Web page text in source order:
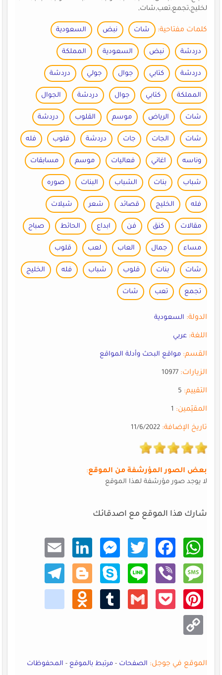
لخليج,تجمع,تعب,شات,
كلمات مفتاحية: شات نبض السعودية
دردشة نبض السعودية المملكة
دردشة كتابي جوال جولي دردشة
المملكة كتابي جوال دردشة الجوال
شات الرياض موسم القلوب دردشة
شات الجات جات دردشة قلوب فله
وناسه اغاني فعاليات موسم مسابقات
شباب بنات الشباب البنات صوره
فله الخليج قصائد شعر شيلات
مقالات كنق فن ابداع الحائط صباح
مساء جمال العاب لعب قلوب
شات بنات قلوب شباب فله الخليج
تجمع تعب شات
الدولة: السعودية
اللغة: عربي
القسم: مواقع البحث وأدلة المواقع
الزيارات:10977
التقييم:5
المقيّمين:1
تاريخ الإضافة:11/6/2022
بعض الصور المؤرشفة من الموقع:
لا يوجد صور مؤرشفة لهذا الموقع
شارك هذا الموقع مع اصدقائك
What
sApp
Faceb
ook
Twitt
er
Mess
enger
Linke
dIn
Email
Mess
age
Viber
Line
Skype
Blogg
er
Teleg
ram
Pinte
rest
Pocke
Gmail
Tumb
Odno
klass
niki
Copy
Link
الموقع في جوجل: الصفحات-مرتبط بالموقع-المحفوظات